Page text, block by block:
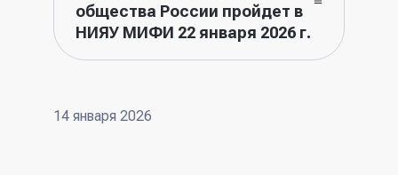
14 января 2026
общества России пройдет в
НИЯУ МИФИ 22 января 2026 г.